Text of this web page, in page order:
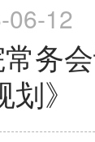
06-12
务
》